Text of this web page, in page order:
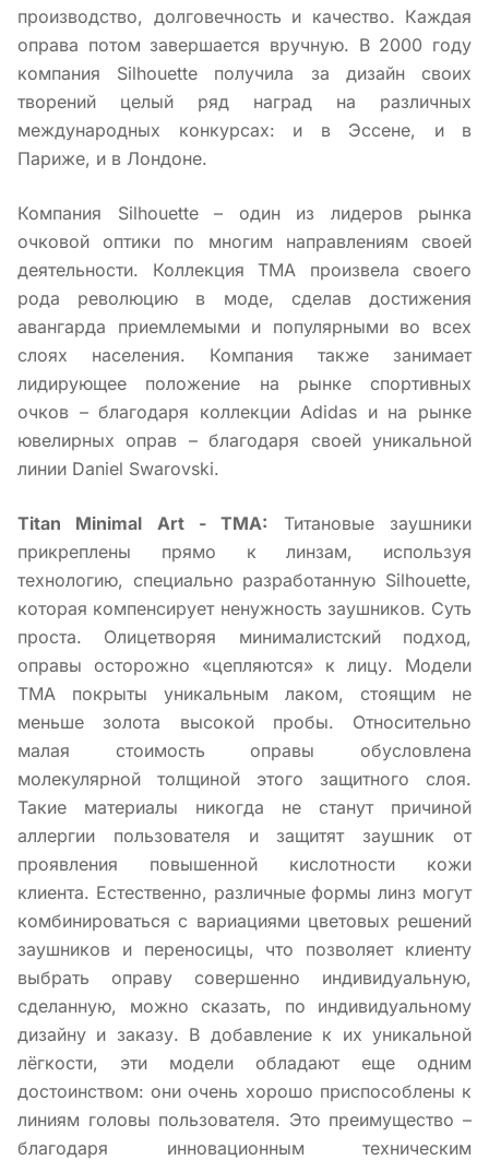
производство, долговечность и качество. Каждая
оправа потом завершается вручную. В 2000 году
компания Silhouette получила за дизайн своих
творений целый ряд наград на различных
международных конкурсах: и в Эссене, и в
Париже, и в Лондоне.
Компания Silhouette – один из лидеров рынка
очковой оптики по многим направлениям своей
деятельности. Коллекция TMA произвела своего
рода революцию в моде, сделав достижения
авангарда приемлемыми и популярными во всех
слоях населения. Компания также занимает
лидирующее положение на рынке спортивных
очков – благодаря коллекции Adidas и на рынке
ювелирных оправ – благодаря своей уникальной
линии Daniel Swarovski.
Titan Minimal Art - TMA: Титановые заушники
прикреплены прямо к линзам, используя
технологию, специально разработанную Silhouette,
которая компенсирует ненужность заушников. Суть
проста. Олицетворяя минималистский подход,
оправы осторожно «цепляются» к лицу. Модели
TMA покрыты уникальным лаком, стоящим не
меньше золота высокой пробы. Относительно
малая стоимость оправы обусловлена
молекулярной толщиной этого защитного слоя.
Такие материалы никогда не станут причиной
аллергии пользователя и защитят заушник от
проявления повышенной кислотности кожи
клиента. Естественно, различные формы линз могут
комбинироваться с вариациями цветовых решений
заушников и переносицы, что позволяет клиенту
выбрать оправу совершенно индивидуальную,
сделанную, можно сказать, по индивидуальному
дизайну и заказу. В добавление к их уникальной
лёгкости, эти модели обладают еще одним
достоинством: они очень хорошо приспособлены к
линиям головы пользователя. Это преимущество –
благодаря инновационным техническим